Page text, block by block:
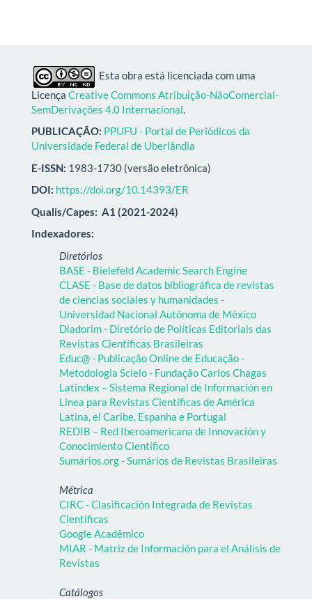
Esta obra está licenciada com uma
Licença Creative Commons Atribuição-NãoComercial-
SemDerivações 4.0 Internacional.
PUBLICAÇÃO: PPUFU - Portal de Periódicos da
Universidade Federal de Uberlândia
E-ISSN: 1983-1730 (versão eletrônica)
DOI: https://doi.org/10.14393/ER
Qualis/Capes: A1 (2021-2024)
Indexadores:
Diretórios
BASE - Bielefeld Academic Search Engine
CLASE - Base de datos bibliográfica de revistas
de ciencias sociales y humanidades -
Universidad Nacional Autónoma de México
Diadorim - Diretório de Políticas Editoriais das
Revistas Científicas Brasileiras
Educ@ - Publicação Online de Educação -
Metodologia Scielo - Fundação Carlos Chagas
Latindex – Sistema Regional de Información en
Línea para Revistas Científicas de América
Latina, el Caribe, Espanha e Portugal
REDIB – Red Iberoamericana de Innovación y
Conocimiento Científico
Sumários.org - Sumários de Revistas Brasileiras
Métrica
CIRC - Clasificación Integrada de Revistas
Científicas
Google Acadêmico
MIAR - Matriz de Información para el Análisis de
Revistas
Catálogos